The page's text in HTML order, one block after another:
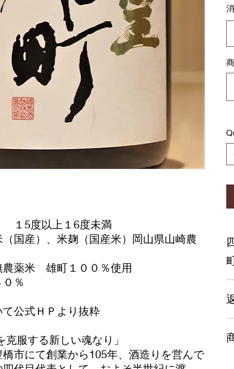
１5度以上１6度未満
国産）、米麹（国産米）岡山県山崎農
米 雄町１００％使用
％
公式ＨＰより抜粋
克服する新しい魂なり」
市にて創業から105年、酒造りを営んで